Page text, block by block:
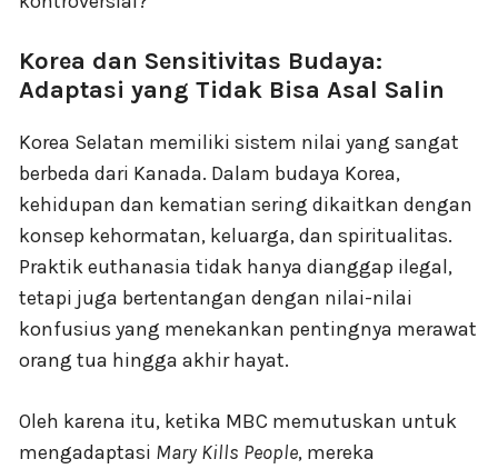
Korea dan Sensitivitas Budaya:
Adaptasi yang Tidak Bisa Asal Salin
Korea Selatan memiliki sistem nilai yang sangat
berbeda dari Kanada. Dalam budaya Korea,
kehidupan dan kematian sering dikaitkan dengan
konsep kehormatan, keluarga, dan spiritualitas.
Praktik euthanasia tidak hanya dianggap ilegal,
tetapi juga bertentangan dengan nilai-nilai
konfusius yang menekankan pentingnya merawat
orang tua hingga akhir hayat.
Oleh karena itu, ketika MBC memutuskan untuk
mengadaptasi Mary Kills People, mereka